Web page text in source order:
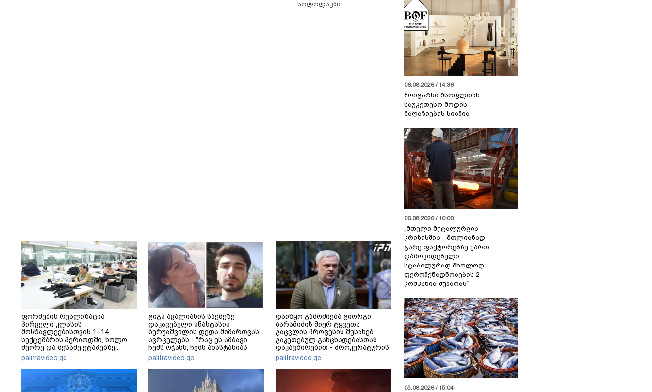
სოლოლაკში
ფორმების რეალიზაცია
პირველი კლასის
მოსწავლეებისთვის 1–14
სექტემბრის პერიოდში, ხოლო
მეორე და მესამე ეტაპებზე...
palitravideo.ge
გიგა ავალიანის საქმეზე
დაკავებული ანასტასია
ბერუაშვილის დედა მიმართვას
ავრცელებს - "რაც ეს ამბავი
ჩემს ოჯახს, ჩემს ანასტასიას
გადახდა თავს, მის მერე მე მე
არ ვარ"
palitravideo.ge
დაიწყო გამოძიება გიორგი
ბარამიძის მიერ ტყვეთა
გაცვლის პროცესის შესახებ
გაკეთებულ განცხადებასთან
დაკავშირებით - პროკურატურის
განცხადება
palitravideo.ge
06.08.2026 / 14:36
ბოიგარსი მსოფლიოს
საუკეთესო მოდის
მაღაზიების სიაშია
06.08.2026 / 10:00
„მთელი მეტალურგია
კრიზისშია - მთლიანად
გარე ფაქტორებზე ვართ
დამოკიდებული,
სტაბილურად მხოლოდ
ფეროშენადნობების 2
კომპანია მუშაობს“
05.08.2026 / 15:04